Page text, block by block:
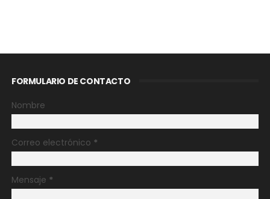
FORMULARIO DE CONTACTO
Nombre
Correo electrónico *
Mensaje *